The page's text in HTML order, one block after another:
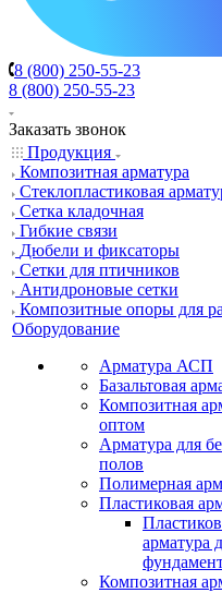
8 (800) 250-55-23
8 (800) 250-55-23
Заказать звонок
Продукция
Композитная арматура
Cтеклопластиковая
Сетка кладочная
Гибкие связи
Дюбели и фиксаторы
Сетки для птичников
Антидроновые сетки
Композитные опоры для
Оборудование
Арматура АСП
Базальтовая
Композитная
оптом
Арматура для
полов
Полимерная
Пластиковая
арматура
Композитная